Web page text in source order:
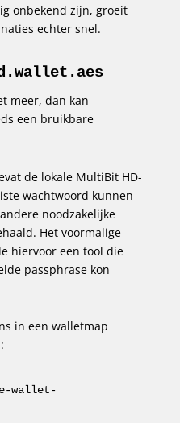
onbekend zijn, groeit
echter snel.
meer, dan kan
een bruikbare
de lokale MultiBit HD-
wachtwoord kunnen
noodzakelijke
Het voormalige
hiervoor een tool die
passphrase kon
in een walletmap
wallet-